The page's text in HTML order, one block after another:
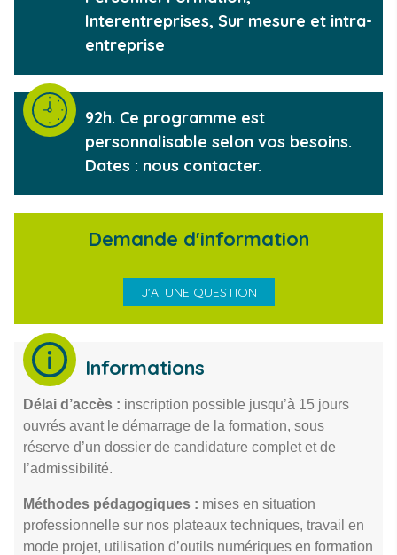
Interentreprises, Sur mesure et intra-
entreprise
Durée de la formation
92h. Ce programme est
personnalisable selon vos besoins.
Dates : nous contacter.
Demande d'information
J'AI UNE QUESTION
Informations
Délai d’accès : inscription possible jusqu’à 15 jours
ouvrés avant le démarrage de la formation, sous
réserve d’un dossier de candidature complet et de
l’admissibilité.
Méthodes pédagogiques : mises en situation
professionnelle sur nos plateaux techniques, travail en
mode projet, utilisation d’outils numériques en formation